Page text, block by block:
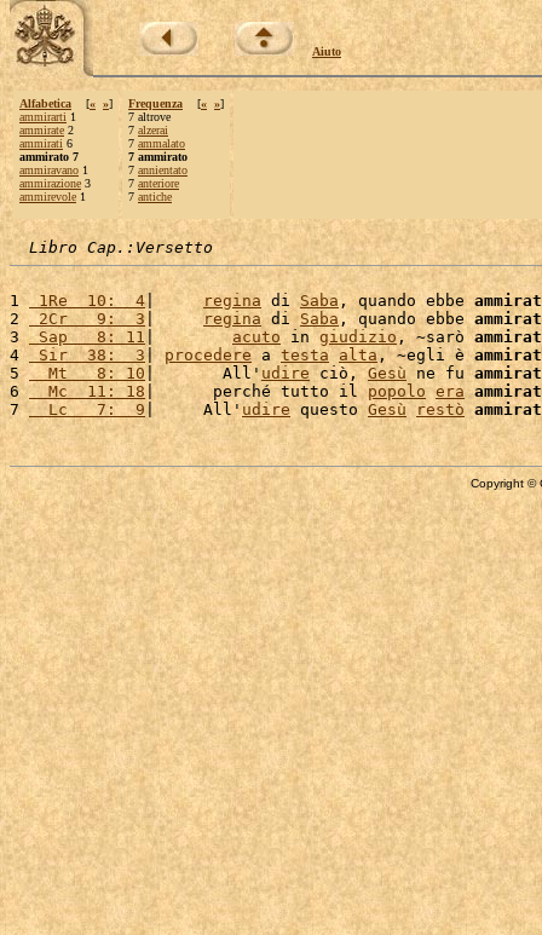
Aiuto
Alfabetica [« »]
ammirarti 1
ammirate 2
ammirati 6
ammirato 7
ammiravano 1
ammirazione 3
ammirevole 1
Frequenza [« »]
7 altrove
7 alzerai
7 ammalato
7 ammirato
7 annientato
7 anteriore
7 antiche
Libro Cap.:Versetto
1 1Re  10:  4| regina di Saba , quando ebbe
2
2Cr   9:  3 | regina di Saba , quando ebbe
3 Sap   8: 11 | acuto in giudizio, ~sarò
4
Sir  38:  3| procedere a testa alta , ~egli è
5
  Mt   8: 10
|       All' udire ciò, Gesù ne fu
6
  Mc  11: 18
|      perché tutto il popolo era
7
  Lc   7:  9
|     All' udire questo Gesù restò
Copyright ©